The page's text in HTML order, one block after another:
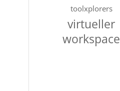
toolxplorers
virtueller
workspace